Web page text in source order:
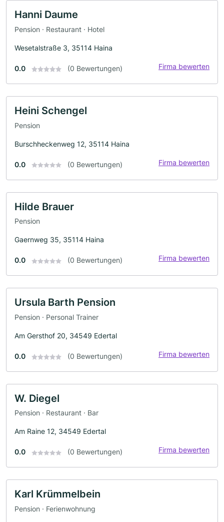
Hanni Daume
Pension · Restaurant · Hotel
Wesetalstraße 3, 35114 Haina
0.0 (0 Bewertungen) Firma bewerten
Heini Schengel
Pension
Burschheckenweg 12, 35114 Haina
0.0 (0 Bewertungen) Firma bewerten
Hilde Brauer
Pension
Gaernweg 35, 35114 Haina
0.0 (0 Bewertungen) Firma bewerten
Ursula Barth Pension
Pension · Personal Trainer
Am Gersthof 20, 34549 Edertal
0.0 (0 Bewertungen) Firma bewerten
W. Diegel
Pension · Restaurant · Bar
Am Raine 12, 34549 Edertal
0.0 (0 Bewertungen) Firma bewerten
Karl Krümmelbein
Pension · Ferienwohnung